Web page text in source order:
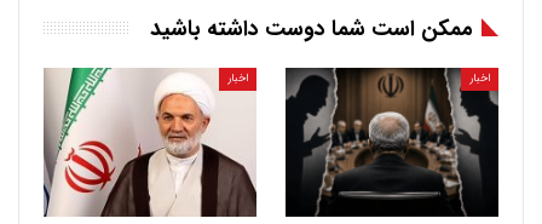
ممکن است شما دوست داشته باشید
اخبار اخبار